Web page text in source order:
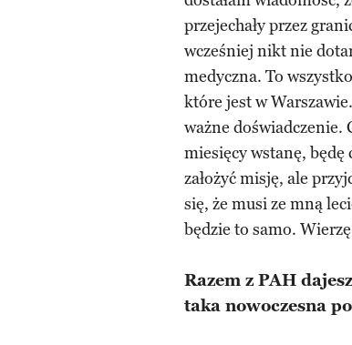
przejechały przez
wcześniej nikt nie
medyczna. To
które jest w
ważne doświadczenie.
miesięcy wstanę, będę
założyć misję, ale
się, że musi ze mną
będzie to samo.
Razem z PAH
taka nowoczesna